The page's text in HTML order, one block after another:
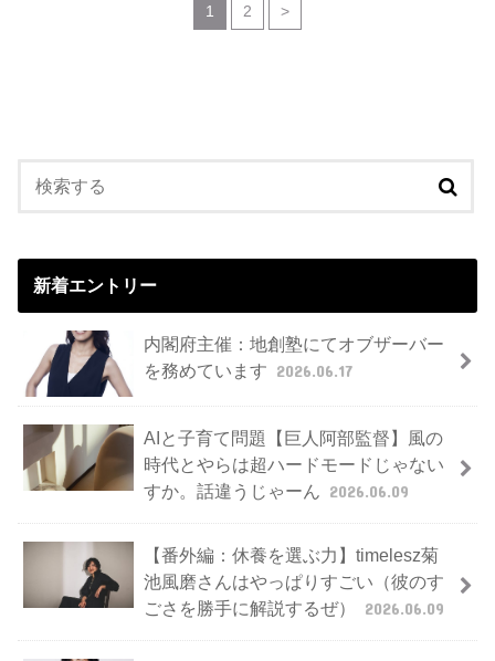
1 2 >
新着エントリー
内閣府主催：地創塾にてオブザーバー
を務めています 2026.06.17
AIと子育て問題【巨人阿部監督】風の
時代とやらは超ハードモードじゃない
すか。話違うじゃーん 2026.06.09
【番外編：休養を選ぶ力】timelesz菊
池風磨さんはやっぱりすごい（彼のす
ごさを勝手に解説するぜ）
2026.06.09